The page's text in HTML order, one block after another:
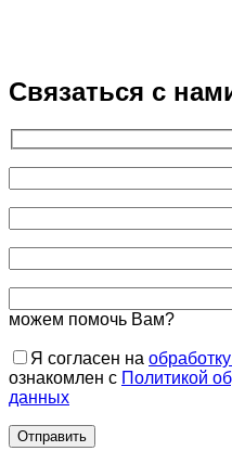
Связаться с
можем помочь Вам?
Я согласен на
ознакомлен с Политикой
данных